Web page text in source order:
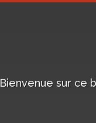
Bienvenue sur ce